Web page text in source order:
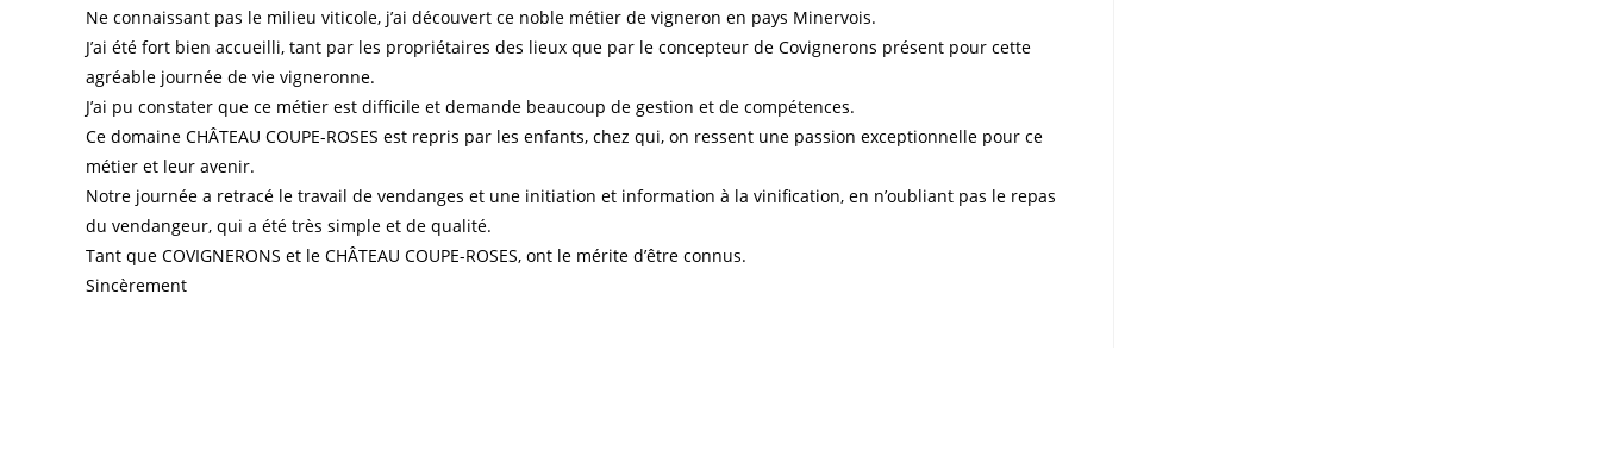
Ne connaissant pas le milieu viticole, j’ai découvert ce noble métier de vigneron en pays Minervois.
J’ai été fort bien accueilli, tant par les propriétaires des lieux que par le concepteur de Covignerons présent pour cette
agréable journée de vie vigneronne.
J’ai pu constater que ce métier est difficile et demande beaucoup de gestion et de compétences.
Ce domaine CHÂTEAU COUPE-ROSES est repris par les enfants, chez qui, on ressent une passion exceptionnelle pour ce
métier et leur avenir.
Notre journée a retracé le travail de vendanges et une initiation et information à la vinification, en n’oubliant pas le repas
du vendangeur, qui a été très simple et de qualité.
Tant que COVIGNERONS et le CHÂTEAU COUPE-ROSES, ont le mérite d’être connus.
Sincèrement